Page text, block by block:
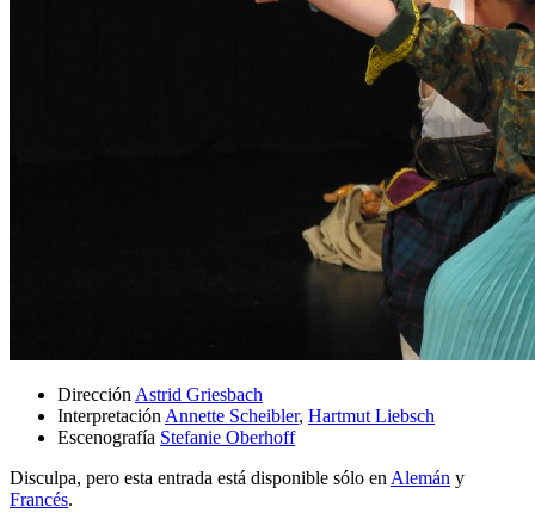
Dirección Astrid Griesbach
Interpretación Annette Scheibler, Hartmut Liebsch
Escenografía Stefanie Oberhoff
Disculpa, pero esta entrada está disponible sólo en Alemán y
Francés.